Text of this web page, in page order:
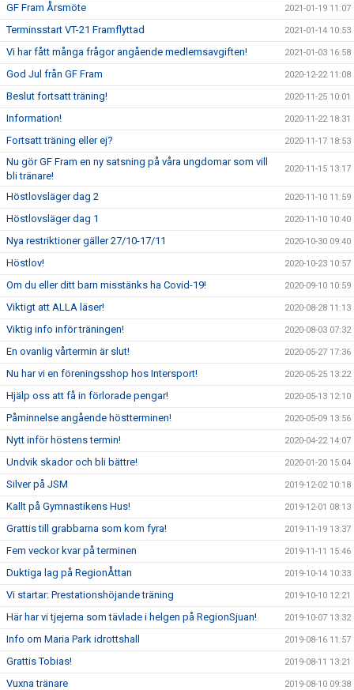
GF Fram Årsmöte 2021-01-19 11:07
Terminsstart VT-21 Framflyttad 2021-01-14 10:53
Vi har fått många frågor angående medlemsavgiften! 2021-01-03 16:58
God Jul från GF Fram 2020-12-22 11:08
Beslut fortsatt träning! 2020-11-25 10:01
Information! 2020-11-22 18:31
Fortsatt träning eller ej? 2020-11-17 18:53
Nu gör GF Fram en ny satsning på våra ungdomar som vill
bli tränare!
2020-11-15 13:17
Höstlovsläger dag 2 2020-11-10 11:59
Höstlovsläger dag 1 2020-11-10 10:40
Nya restriktioner gäller 27/10-17/11 2020-10-30 09:40
Höstlov! 2020-10-23 10:57
Om du eller ditt barn misstänks ha Covid-19! 2020-09-10 10:59
Viktigt att ALLA läser! 2020-08-28 11:13
Viktig info inför träningen! 2020-08-03 07:32
En ovanlig vårtermin är slut! 2020-05-27 17:36
Nu har vi en föreningsshop hos Intersport! 2020-05-25 13:22
Hjälp oss att få in förlorade pengar! 2020-05-13 12:10
Påminnelse angående höstterminen! 2020-05-09 13:56
Nytt inför höstens termin! 2020-04-22 14:07
Undvik skador och bli bättre! 2020-01-20 15:04
Silver på JSM 2019-12-02 10:18
Kallt på Gymnastikens Hus! 2019-12-01 08:13
Grattis till grabbarna som kom fyra! 2019-11-19 13:37
Fem veckor kvar på terminen 2019-11-11 15:46
Duktiga lag på RegionÅttan 2019-10-14 10:33
Vi startar: Prestationshöjande träning 2019-10-10 12:21
Här har vi tjejerna som tävlade i helgen på RegionSjuan! 2019-10-07 13:32
Info om Maria Park idrottshall 2019-08-16 11:57
Grattis Tobias! 2019-08-11 13:21
Vuxna tränare 2019-08-10 09:38